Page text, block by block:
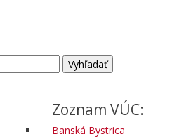
Zoznam VÚC:
Banská Bystrica